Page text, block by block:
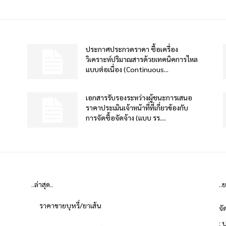
ประกาศประกวดราคา ซื้อเครื่อง
วิเคราะห์ปริมาณสารด้วยเทคนิคการไหล
แบบต่อเนื่อง (Continuous...
เอกสารรับรองระหว่างผู้ชนะการเสนอ
ราคาประเมินเจ้าหน้าที่ที่เกี่ยวข้องกับ
การจัดซื้อจัดจ้าง (แบบ รร....
..ล่าสุด..
ราคาขายบุหรี่/ยาเส้น
..
จั
: